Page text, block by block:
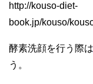
http://kouso-diet-
book.jp/kouso/
酵素洗顔を行う際は
う。